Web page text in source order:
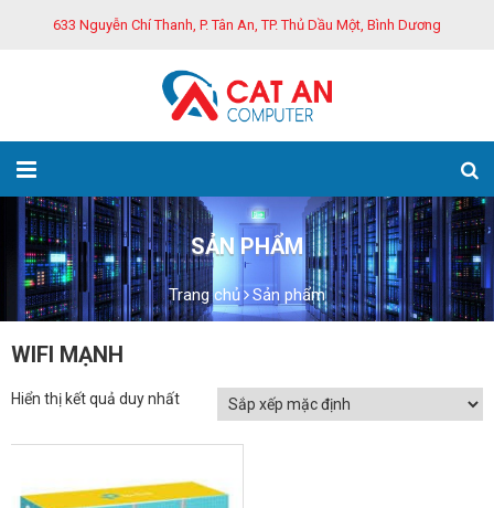
633 Nguyễn Chí Thanh, P. Tân An, TP. Thủ Dầu Một, Bình Dương
SẢN PHẨM
Trang chủ Sản phẩm
WIFI MẠNH
Hiển thị kết quả duy nhất